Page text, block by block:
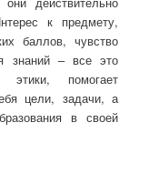
к предмету,
баллов, чувство
знаний – все это
этики, помогает
цели, задачи, а
в своей